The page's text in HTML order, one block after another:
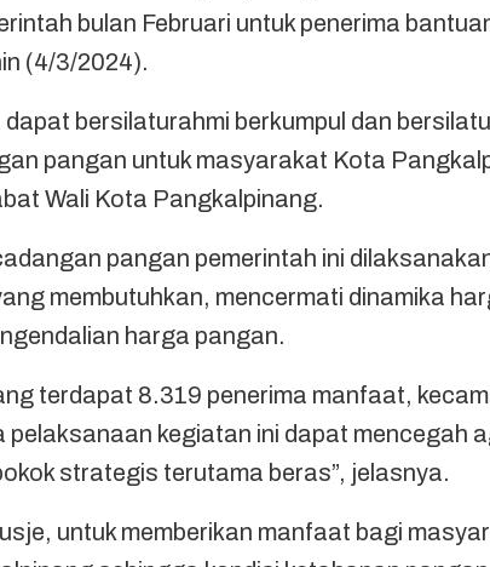
bulan Februari untuk penerima
(4/3/2024).
dapat bersilaturahmi berkumpul dan
pangan untuk masyarakat Kota
Wali Kota Pangkalpinang.
pangan pemerintah ini
membutuhkan, mencermati dinamika
harga pangan.
terdapat 8.319 penerima manfaat,
kegiatan ini dapat mencegah
strategis terutama beras”, jelasnya.
untuk memberikan manfaat bagi